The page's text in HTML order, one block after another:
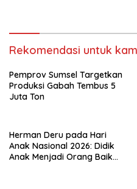
Rekomendasi untuk
Pemprov Sumsel Targetkan
Produksi Gabah Tembus 5
Juta Ton
Herman Deru pada Hari
Anak Nasional 2026: Didik
Anak Menjadi Orang Baik